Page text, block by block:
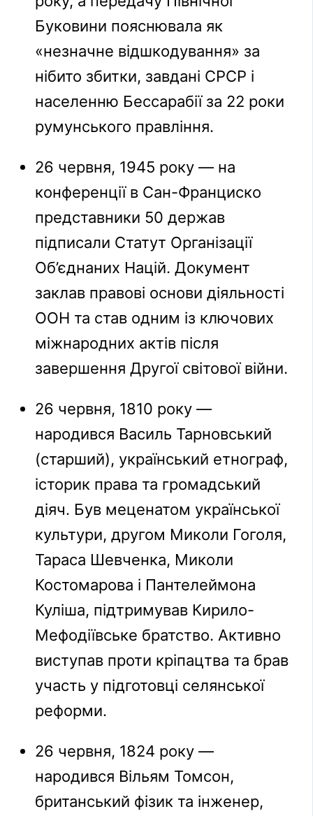
Буковини пояснювала як
«незначне відшкодування» за
нібито збитки, завдані СРСР і
населенню Бессарабії за 22 роки
румунського правління.
26 червня, 1945 року — на
конференції в Сан-Франциско
представники 50 держав
підписали Статут Організації
Об’єднаних Націй. Документ
заклав правові основи діяльності
ООН та став одним із ключових
міжнародних актів після
завершення Другої світової війни.
26 червня, 1810 року —
народився Василь Тарновський
(старший), український етнограф,
історик права та громадський
діяч. Був меценатом української
культури, другом Миколи Гоголя,
Тараса Шевченка, Миколи
Костомарова і Пантелеймона
Куліша, підтримував Кирило-
Мефодіївське братство. Активно
виступав проти кріпацтва та брав
участь у підготовці селянської
реформи.
26 червня, 1824 року —
народився Вільям Томсон,
британський фізик та інженер,